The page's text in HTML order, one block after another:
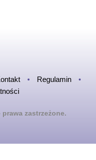
Regulamin
zastrzeżone.